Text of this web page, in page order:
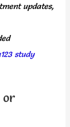
updates,
study
or